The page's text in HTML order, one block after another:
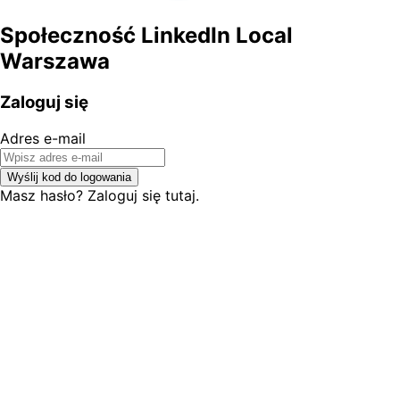
Społeczność LinkedIn Local
Warszawa
Zaloguj się
Adres e-mail
Wyślij kod do logowania
Masz hasło? Zaloguj się tutaj.